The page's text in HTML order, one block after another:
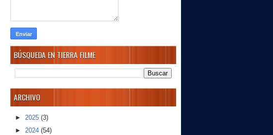
BÚSQUEDA EN TIERRA FILME
ARCHIVO
► 2025 (3)
► 2024 (54)